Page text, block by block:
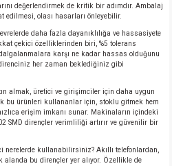
değerlendirmek de kritik bir adımdır. Ambalaj
edilmesi, olası hasarları önleyebilir.
daha fazla dayanıklılığa ve hassasiyete
çekici özelliklerinden biri, %5 tolerans
karşı ne kadar hassas olduğunu
her zaman beklediğiniz gibi
almak, üretici ve girişimciler için daha uygun
bu ürünleri kullananlar için, stoklu gitmek hem
erişim imkanı sunar. Makinaların içindeki
SMD dirençler verimliliği artırır ve güvenilir bir
nerelerde kullanabilirsiniz? Akıllı telefonlardan,
bu dirençler yer alıyor. Özellikle de